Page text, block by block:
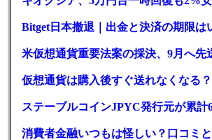
Bitget日本撤退｜出金と決済の期限は